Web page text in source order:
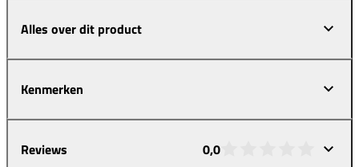
Alles over dit product
Kenmerken
Reviews 0,0